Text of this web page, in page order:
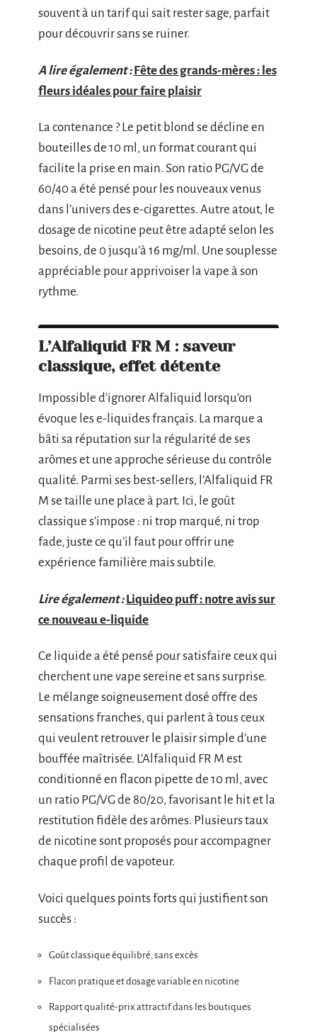
souvent à un tarif qui sait rester sage, parfait
pour découvrir sans se ruiner.
A lire également : Fête des grands-mères : les
fleurs idéales pour faire plaisir
La contenance ? Le petit blond se décline en
bouteilles de 10 ml, un format courant qui
facilite la prise en main. Son ratio PG/VG de
60/40 a été pensé pour les nouveaux venus
dans l’univers des e-cigarettes. Autre atout, le
dosage de nicotine peut être adapté selon les
besoins, de 0 jusqu’à 16 mg/ml. Une souplesse
appréciable pour apprivoiser la vape à son
rythme.
L’Alfaliquid FR M : saveur
classique, effet détente
Impossible d’ignorer Alfaliquid lorsqu’on
évoque les e-liquides français. La marque a
bâti sa réputation sur la régularité de ses
arômes et une approche sérieuse du contrôle
qualité. Parmi ses best-sellers, l’Alfaliquid FR
M se taille une place à part. Ici, le goût
classique s’impose : ni trop marqué, ni trop
fade, juste ce qu’il faut pour offrir une
expérience familière mais subtile.
Lire également : Liquideo puff : notre avis sur
ce nouveau e-liquide
Ce liquide a été pensé pour satisfaire ceux qui
cherchent une vape sereine et sans surprise.
Le mélange soigneusement dosé offre des
sensations franches, qui parlent à tous ceux
qui veulent retrouver le plaisir simple d’une
bouffée maîtrisée. L’Alfaliquid FR M est
conditionné en flacon pipette de 10 ml, avec
un ratio PG/VG de 80/20, favorisant le hit et la
restitution fidèle des arômes. Plusieurs taux
de nicotine sont proposés pour accompagner
chaque profil de vapoteur.
Voici quelques points forts qui justifient son
succès :
Goût classique équilibré, sans excès
Flacon pratique et dosage variable en nicotine
Rapport qualité-prix attractif dans les boutiques
spécialisées